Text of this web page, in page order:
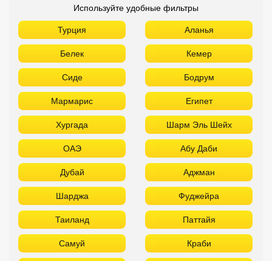
Используйте удобные фильтры
Турция Аланья
Белек Кемер
Сиде Бодрум
Мармарис Египет
Хургада Шарм Эль Шейх
ОАЭ Абу Даби
Дубай Аджман
Шарджа Фуджейра
Таиланд Паттайя
Самуй Краби